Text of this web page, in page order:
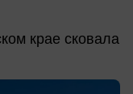
крае сковала